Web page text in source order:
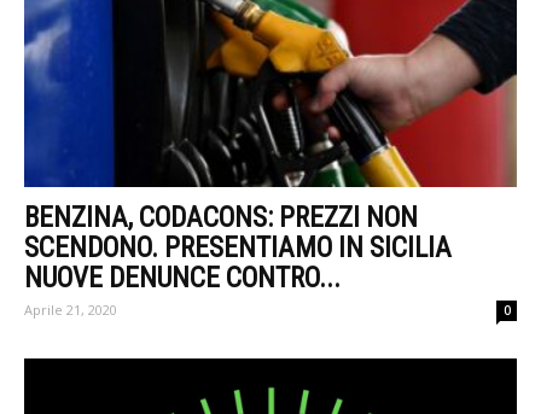
BENZINA, CODACONS: PREZZI NON
SCENDONO. PRESENTIAMO IN SICILIA
NUOVE DENUNCE CONTRO...
Aprile 21, 2020 0